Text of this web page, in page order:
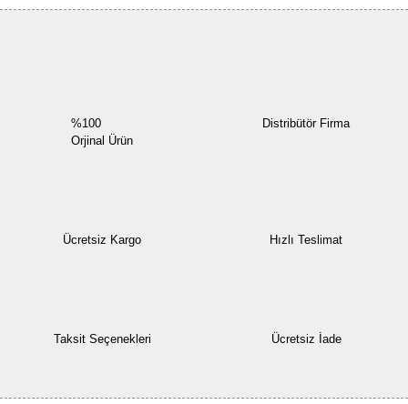
%100
Orjinal Ürün
Distribütör Firma
Ücretsiz Kargo Hızlı Teslimat
Taksit Seçenekleri Ücretsiz İade